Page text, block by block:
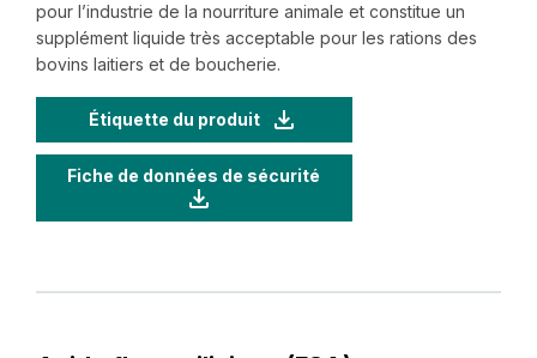
pour l’industrie de la nourriture animale et constitue un
supplément liquide très acceptable pour les rations des
bovins laitiers et de boucherie.
Étiquette du produit
Fiche de données de sécurité